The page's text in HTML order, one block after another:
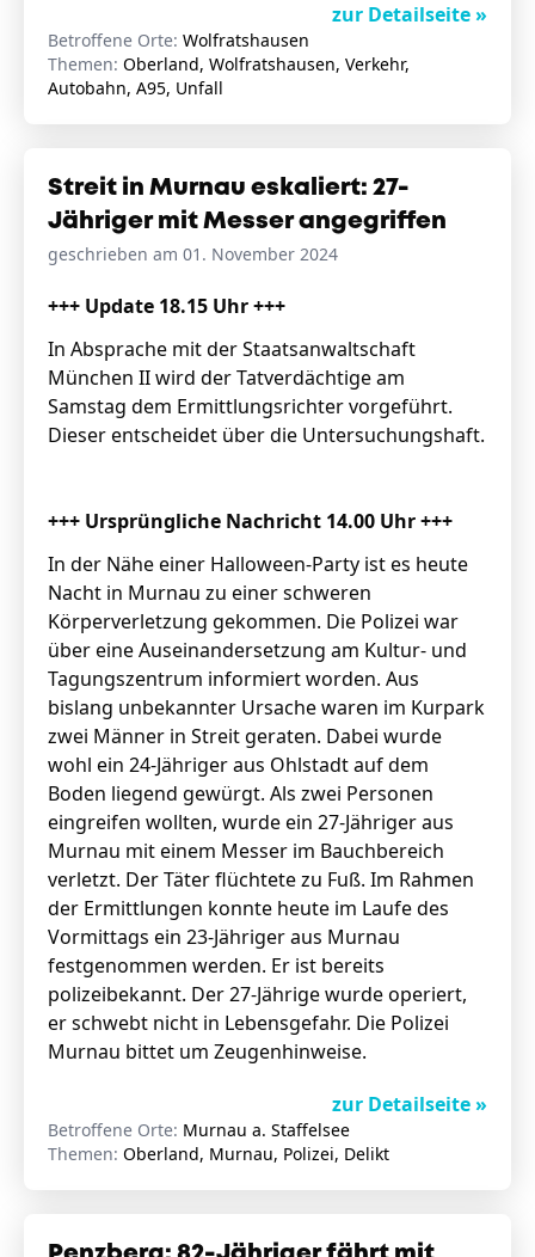
zur Detailseite »
Betroffene Orte: Wolfratshausen
Themen: Oberland, Wolfratshausen, Verkehr,
Autobahn, A95, Unfall
Streit in Murnau eskaliert: 27-
Jähriger mit Messer angegriffen
geschrieben am 01. November 2024
+++ Update 18.15 Uhr +++
In Absprache mit der Staatsanwaltschaft
München II wird der Tatverdächtige am
Samstag dem Ermittlungsrichter vorgeführt.
Dieser entscheidet über die Untersuchungshaft.
+++ Ursprüngliche Nachricht 14.00 Uhr +++
In der Nähe einer Halloween-Party ist es heute
Nacht in Murnau zu einer schweren
Körperverletzung gekommen. Die Polizei war
über eine Auseinandersetzung am Kultur- und
Tagungszentrum informiert worden. Aus
bislang unbekannter Ursache waren im Kurpark
zwei Männer in Streit geraten. Dabei wurde
wohl ein 24-Jähriger aus Ohlstadt auf dem
Boden liegend gewürgt. Als zwei Personen
eingreifen wollten, wurde ein 27-Jähriger aus
Murnau mit einem Messer im Bauchbereich
verletzt. Der Täter flüchtete zu Fuß. Im Rahmen
der Ermittlungen konnte heute im Laufe des
Vormittags ein 23-Jähriger aus Murnau
festgenommen werden. Er ist bereits
polizeibekannt. Der 27-Jährige wurde operiert,
er schwebt nicht in Lebensgefahr. Die Polizei
Murnau bittet um Zeugenhinweise.
zur Detailseite »
Betroffene Orte: Murnau a. Staffelsee
Themen: Oberland, Murnau, Polizei, Delikt